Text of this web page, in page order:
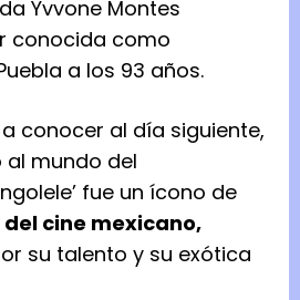
Yvvone Montes
conocida como
a los 93 años.
conocer al día siguiente,
mundo del
fue un ícono de
del cine mexicano,
su talento y su exótica